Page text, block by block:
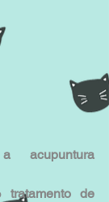
acupuntura
tratamento de